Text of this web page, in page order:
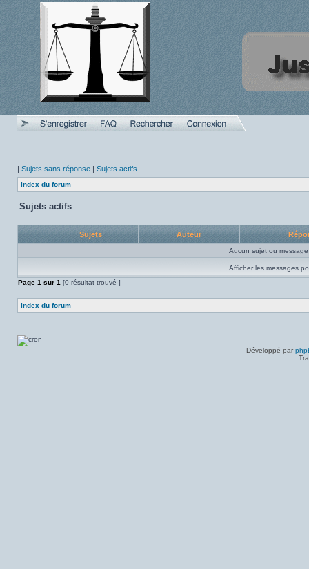
| Sujets sans réponse | Sujets actifs
Index du forum
Sujets actifs
Sujets Auteur
Aucun sujet ou
Afficher les messages
Page 1 sur 1 [0 résultat trouvé ]
Index du forum
Développé par